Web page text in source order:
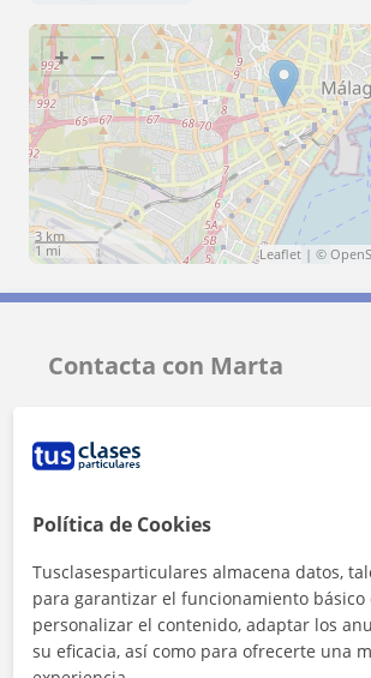
+ −
3 km
1 mi
Leaflet | ©
Contacta con Marta
Política de Cookies
Tusclasesparticulares almacena datos,
para garantizar el funcionamiento básico
personalizar el contenido, adaptar los
su eficacia, así como para ofrecerte una